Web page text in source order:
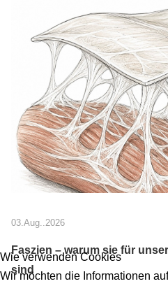
03.Aug..2026
Faszien – warum sie für
sind
Wie verwenden Cookies
Wir möchten die Informationen